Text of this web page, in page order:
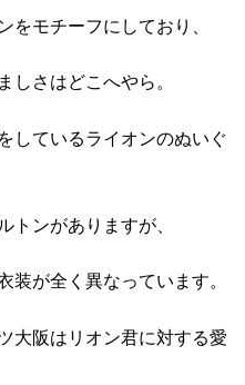
をモチーフにしており、
しさはどこへやら。
しているライオンのぬいぐ
トンがありますが、
装が全く異なっています。
大阪はリオン君に対する愛